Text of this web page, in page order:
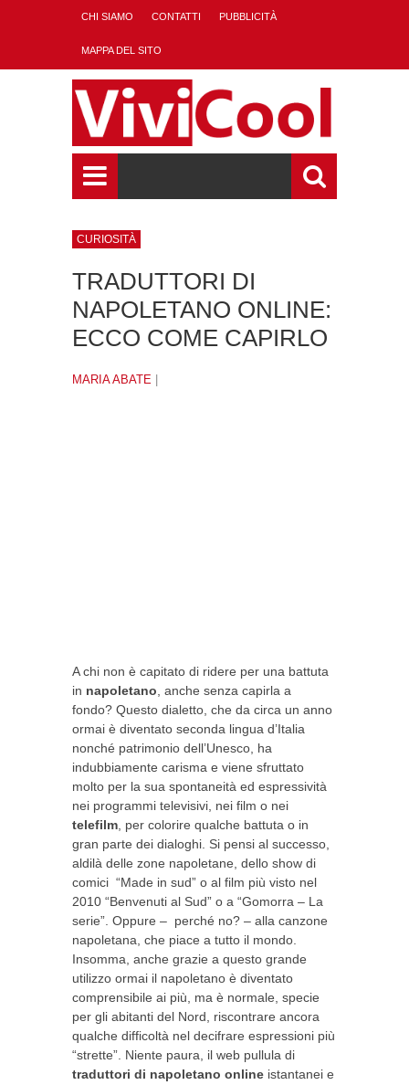
CHI SIAMO CONTATTI PUBBLICITÀ
MAPPA DEL SITO
CURIOSITÀ
TRADUTTORI DI
NAPOLETANO ONLINE:
ECCO COME CAPIRLO
MARIA ABATE
A chi non è capitato di ridere per una battuta
in napoletano , anche senza capirla a
fondo? Questo dialetto, che da circa un anno
ormai è diventato seconda lingua d’Italia
nonché patrimonio dell’Unesco, ha
indubbiamente carisma e viene sfruttato
molto per la sua spontaneità ed espressività
nei programmi televisivi, nei film o nei
telefilm , per colorire qualche battuta o in
gran parte dei dialoghi. Si pensi al successo,
aldilà delle zone napoletane, dello show di
comici “Made in sud” o al film più visto nel
2010 “Benvenuti al Sud” o a “Gomorra – La
serie”. Oppure – perché no? – alla canzone
napoletana, che piace a tutto il mondo.
Insomma, anche grazie a questo grande
utilizzo ormai il napoletano è diventato
comprensibile ai più, ma è normale, specie
per gli abitanti del Nord, riscontrare ancora
qualche difficoltà nel decifrare espressioni più
“strette”. Niente paura, il web pullula di
traduttori di napoletano online istantanei e